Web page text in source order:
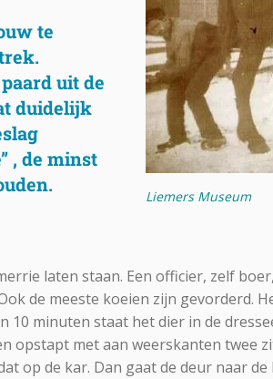
te
uit de
duidelijk
, de minst
Liemers Museum
laten staan. Een officier, zelf
de meeste koeien zijn gevorderd.
10 minuten staat het dier in de
opstapt met aan weerskanten twee
op de kar. Dan gaat de deur naar